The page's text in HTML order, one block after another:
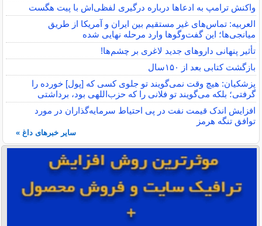
واکنش ترامپ به ادعاها درباره درگیری لفظی‌اش با پیت هگست
العربیه: تماس‌های غیر مستقیم بین ایران و آمریکا از طریق
میانجی‌ها؛ این گفت‌و‌گو‌ها وارد مرحله نهایی شده
تأثیر پنهانی داروهای جدید لاغری بر چشم‌ها!
بازگشت کتابی بعد از ۱۵۰سال
پزشکیان: هیچ وقت نمی‌گویند تو جلوی کسی که [پول] خورده را
گرفتی؛ بلکه می‌گویند تو فلانی را که حزب‌اللهی بود، برداشتی
افزایش اندک قیمت نفت در پی احتیاط سرمایه‌گذاران در مورد
توافق تنگه هرمز
سایر خبرهای داغ »